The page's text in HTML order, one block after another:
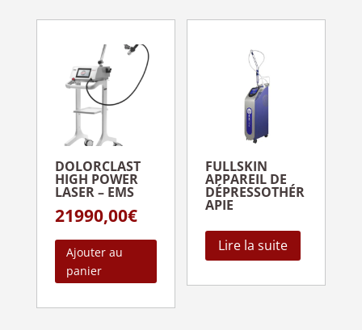
DOLORCLAST
HIGH POWER
LASER – EMS
21990,00€
Ajouter au
panier
FULLSKIN
APPAREIL DE
DÉPRESSOTHÉR
APIE
Lire la suite